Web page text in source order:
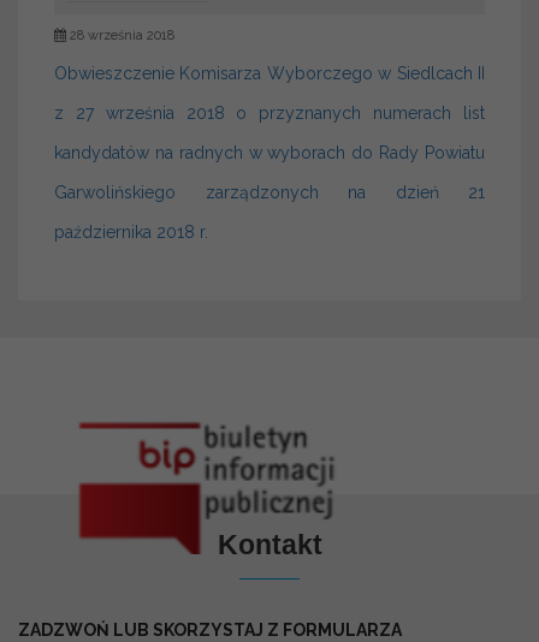
28 września 2018
Obwieszczenie Komisarza Wyborczego w Siedlcach II
z 27 września 2018 o przyznanych numerach list
kandydatów na radnych w wyborach do Rady Powiatu
Garwolińskiego zarządzonych na dzień 21
października 2018 r.
Kontakt
ZADZWOŃ LUB SKORZYSTAJ Z FORMULARZA